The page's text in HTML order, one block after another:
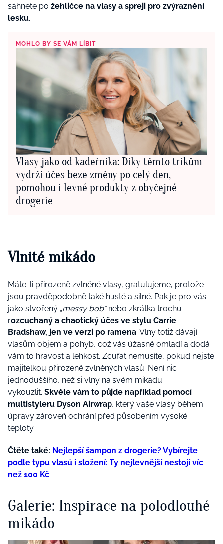
sáhnete po žehličce na vlasy a spreji pro zvýraznění
lesku.
MOHLO BY SE VÁM LÍBIT
Vlasy jako od kadeřníka: Díky těmto trikům
vydrží účes beze změny po celý den,
pomohou i levné produkty z obyčejné
drogerie
Vlnité mikádo
Máte-li přirozeně zvlněné vlasy, gratulujeme, protože
jsou pravděpodobně také husté a silné. Pak je pro vás
jako stvořený „messy bob“nebo zkrátka trochu
rozcuchaný a chaotický účes ve stylu Carrie
Bradshaw, jen ve verzi po ramena. Vlny totiž dávají
vlasům objem a pohyb, což vás úžasně omladí a dodá
vám to hravost a lehkost. Zoufat nemusíte, pokud nejste
majitelkou přirozeně zvlněných vlasů. Není nic
jednoduššího, než si vlny na svém mikádu
vykouzlit. Skvěle vám to půjde například pomocí
multistyleru Dyson Airwrap, který vaše vlasy během
úpravy zároveň ochrání před působením vysoké
teploty.
Čtěte také: Nejlepší šampon z drogerie? Vybírejte
podle typu vlasů i složení: Ty nejlevnější nestojí víc
než 100 Kč
Galerie: Inspirace na polodlouhé
mikádo